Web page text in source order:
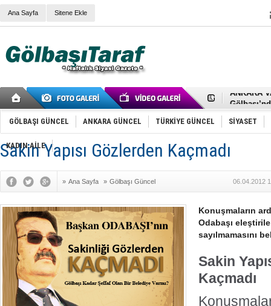
Ana Sayfa Sitene Ekle
Cemal
Samet
FAİZ
Mikail
Gölbaşı
İNCEK
GÖLBAŞI GÜNCEL ANKARA GÜNCEL TÜRKİYE GÜNCEL SİYASET
KADIN AİLE
Sakin Yapısı Gözlerden Kaçmadı
» Ana Sayfa » Gölbaşı Güncel 06.04.2012
Konuşmaların
Odabaşı
sayılmamasını
Sakin
Kaçmadı